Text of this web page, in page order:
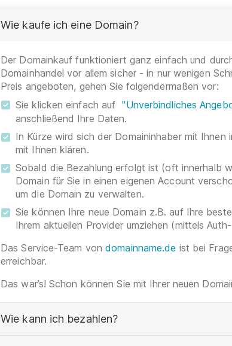
Wie kaufe ich eine Domain?
Der Domainkauf funktioniert ganz einfach und
Domainhandel vor allem sicher - in nur wenigen
Preis angeboten, gehen Sie folgendermaßen vor:
Sie klicken einfach auf "Unverbindliches
anschließend Ihre Daten.
In Kürze wird sich der Domaininhaber mit Ihnen
mit Ihnen klären.
Sobald die Bezahlung erfolgt ist (oft innerhalb
Domain für Sie in einen eigenen Account
um die Domain zu verwalten.
Sie können Ihre neue Domain z.B. auf Ihre
Ihrem aktuellen Provider umziehen (mittels
Das Service-Team vondomainname.de ist bei
erreichbar.
Das war’s! Schon können Sie mit Ihrer neuen
Wie kann ich bezahlen?